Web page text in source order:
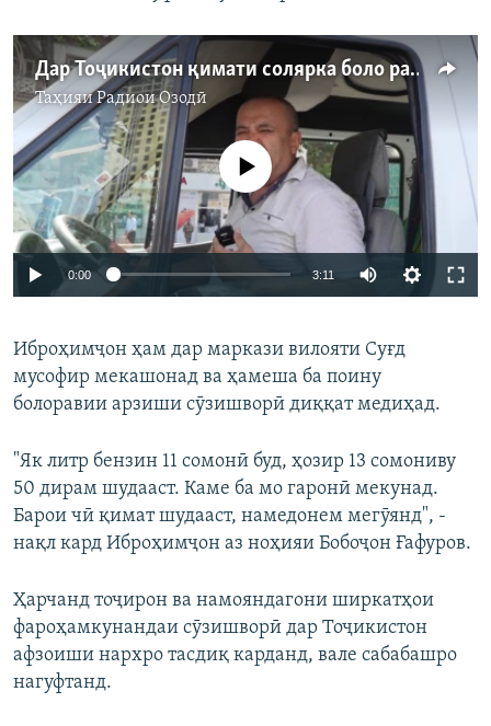
Дар Тоҷикистон қимати солярка боло рафтааст. Чаро?
ТаҳияиРадиои Озодӣ
Auto 240p 360p 480p
Феълан кор намекунад
0:00 3:11
360p
480p
1080p
Иброҳимҷон ҳам дар маркази вилояти Суғд
мусофир мекашонад ва ҳамеша ба поину
болоравии арзиши сӯзишворӣ диққат медиҳад.
"Як литр бензин 11 сомонӣ буд, ҳозир 13 сомониву
50 дирам шудааст. Каме ба мо гаронӣ мекунад.
Барои чӣ қимат шудааст, намедонем мегӯянд", -
нақл кард Иброҳимҷон аз ноҳияи Бобоҷон Ғафуров.
Ҳарчанд тоҷирон ва намояндагони ширкатҳои
фароҳамкунандаи сӯзишворӣ дар Тоҷикистон
афзоиши нархро тасдиқ карданд, вале сабабашро
нагуфтанд.